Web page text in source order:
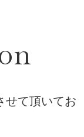
せて頂いてお